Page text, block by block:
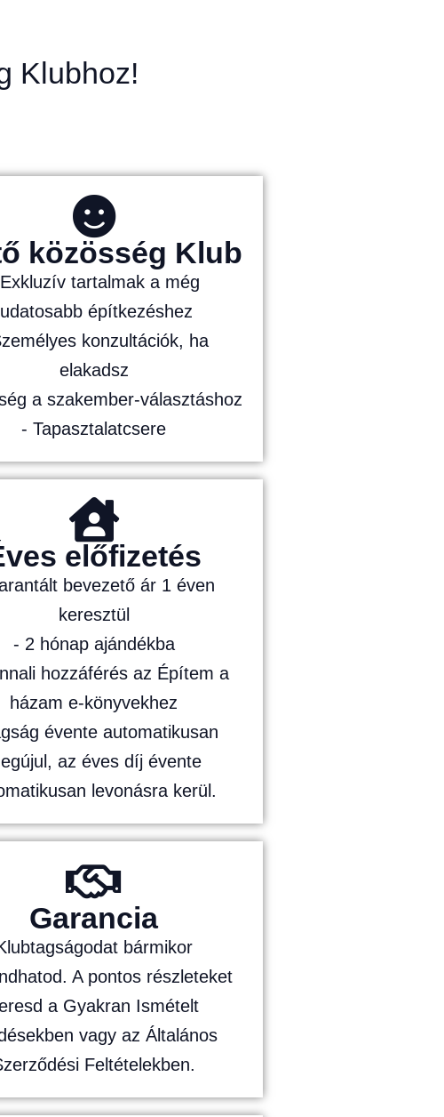
Klubhoz!
közösség Klub
tartalmak a még
építkezéshez
konzultációk, ha
elakadsz
a szakember-választáshoz
- Tapasztalatcsere
előfizetés
bevezető ár 1 éven
keresztül
- 2 hónap ajándékba
hozzáférés az Építem a
házam e-könyvekhez
évente automatikusan
az éves díj évente
levonásra kerül.
Garancia
bármikor
A pontos részleteket
a Gyakran Ismételt
vagy az Általános
Feltételekben.